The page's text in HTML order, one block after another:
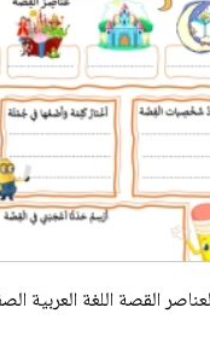
القصة اللغة العربية